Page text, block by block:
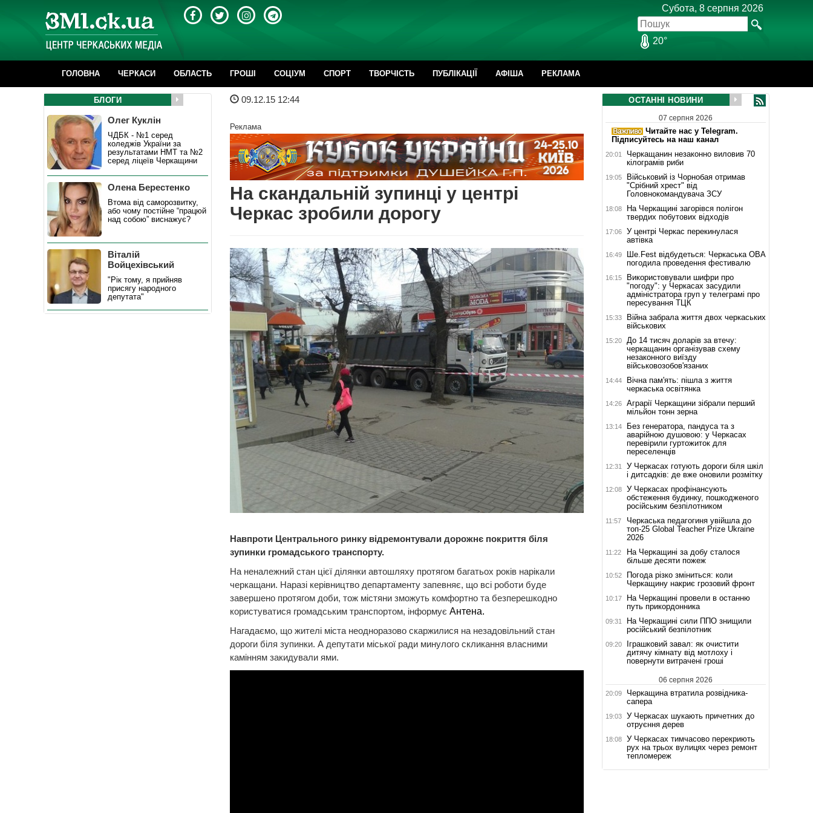
Субота, 8 серпня 2026
20°
ГОЛОВНА ЧЕРКАСИ ОБЛАСТЬ ГРОШІ CОЦІУМ СПОРТ ТВОРЧІСТЬ ПУБЛІКАЦІЇ АФІША РЕКЛАМА
09.12.15 12:44
Реклама
На скандальній зупинці у центрі
Черкас зробили дорогу
Навпроти Центрального ринку відремонтували дорожнє покриття біля
зупинки громадського транспорту.
На неналежний стан цієї ділянки автошляху протягом багатьох років нарікали
черкащани. Наразі керівництво департаменту запевняє, що всі роботи буде
завершено протягом доби, тож містяни зможуть комфортно та безперешкодно
користуватися громадським транспортом, інформує Антена.
Нагадаємо, що жителі міста неодноразово скаржилися на незадовільний стан
дороги біля зупинки. А депутати міської ради минулого скликання власними
камінням закидували ями.
БЛОГИ
Олег Куклін
ЧДБК - №1 серед
коледжів України за
результатами НМТ та №2
серед ліцеїв Черкащини
Олена Берестенко
Втома від саморозвитку,
або чому постійне “працюй
над собою” виснажує?
Віталій
Войцехівський
"Рік тому, я прийняв
присягу народного
депутата"
ОСТАННІ НОВИНИ
07 серпня 2026
Читайте нас у Telegram.
Підписуйтесь на наш канал
20:01
Черкащанин незаконно виловив 70
кілограмів риби
19:05
Військовий із Чорнобая отримав
"Срібний хрест" від
Головнокомандувача ЗСУ
18:08
На Черкащині загорівся полігон
твердих побутових відходів
17:06
У центрі Черкас перекинулася
автівка
16:49
Ше.Fest відбудеться: Черкаська ОВА
погодила проведення фестивалю
16:15
Використовували шифри про
"погоду": у Черкасах засудили
адміністратора груп у телеграмі про
пересування ТЦК
15:33
Війна забрала життя двох черкаських
військових
15:20
До 14 тисяч доларів за втечу:
черкащанин організував схему
незаконного виїзду
військовозобов'язаних
14:44
Вічна пам'ять: пішла з життя
черкаська освітянка
14:26
Аграрії Черкащини зібрали перший
мільйон тонн зерна
13:14
Без генератора, пандуса та з
аварійною душовою: у Черкасах
перевірили гуртожиток для
переселенців
12:31
У Черкасах готують дороги біля шкіл
і дитсадків: де вже оновили розмітку
12:08
У Черкасах профінансують
обстеження будинку, пошкодженого
російським безпілотником
11:57
Черкаська педагогиня увійшла до
топ-25 Global Teacher Prize Ukraine
2026
11:22
На Черкащині за добу сталося
більше десяти пожеж
10:52
Погода різко зміниться: коли
Черкащину накриє грозовий фронт
10:17
На Черкащині провели в останню
путь прикордонника
09:31
На Черкащині сили ППО знищили
російський безпілотник
09:20
Іграшковий завал: як очистити
дитячу кімнату від мотлоху і
повернути витрачені гроші
06 серпня 2026
20:09
Черкащина втратила розвідника-
сапера
19:03
У Черкасах шукають причетних до
отруєння дерев
18:08
У Черкасах тимчасово перекриють
рух на трьох вулицях через ремонт
тепломереж